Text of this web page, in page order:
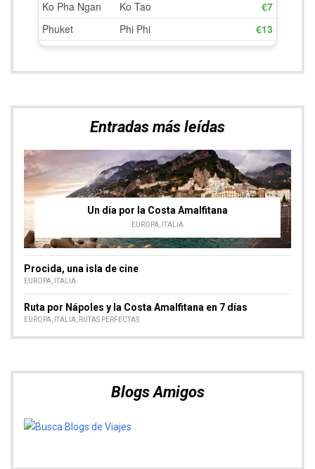
Entradas más leídas
Un día por la Costa Amalfitana
EUROPA ITALIA
Procida, una isla de cine
EUROPA ITALIA
Ruta por Nápoles y la Costa Amalfitana en 7 días
EUROPA ITALIA RUTAS PERFECTAS
Blogs Amigos